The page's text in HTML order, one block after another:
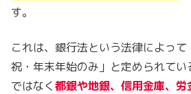
す。
これは、銀行法という法律によっ
祝・年末年始のみ」と定められて
ではなく都銀や地銀、信用金庫、労